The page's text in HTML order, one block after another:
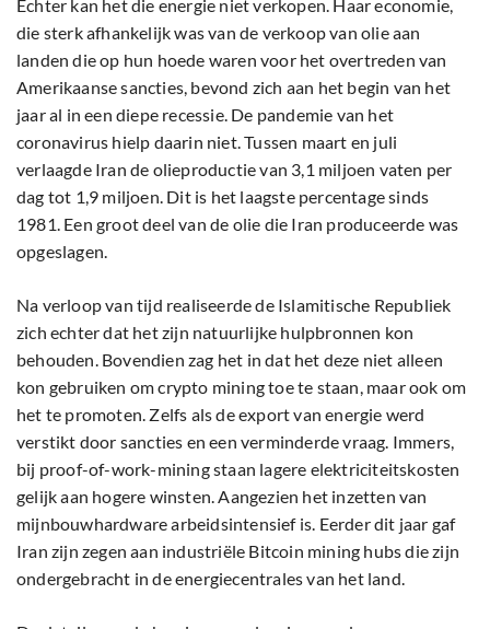
Echter kan het die energie niet verkopen. Haar economie,
die sterk afhankelijk was van de verkoop van olie aan
landen die op hun hoede waren voor het overtreden van
Amerikaanse sancties, bevond zich aan het begin van het
jaar al in een diepe recessie. De pandemie van het
coronavirus hielp daarin niet. Tussen maart en juli
verlaagde Iran de olieproductie van 3,1 miljoen vaten per
dag tot 1,9 miljoen. Dit is het laagste percentage sinds
1981. Een groot deel van de olie die Iran produceerde was
opgeslagen.
Na verloop van tijd realiseerde de Islamitische Republiek
zich echter dat het zijn natuurlijke hulpbronnen kon
behouden. Bovendien zag het in dat het deze niet alleen
kon gebruiken om crypto mining toe te staan, maar ook om
het te promoten. Zelfs als de export van energie werd
verstikt door sancties en een verminderde vraag. Immers,
bij proof-of-work-mining staan lagere elektriciteitskosten
gelijk aan hogere winsten. Aangezien het inzetten van
mijnbouwhardware arbeidsintensief is. Eerder dit jaar gaf
Iran zijn zegen aan industriële Bitcoin mining hubs die zijn
ondergebracht in de energiecentrales van het land.